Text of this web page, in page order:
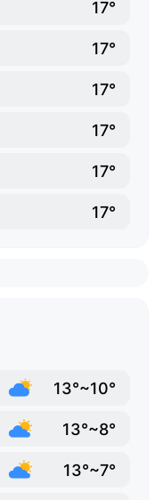
17°
17°
17°
17°
17°
17°
13°~10°
13°~8°
13°~7°